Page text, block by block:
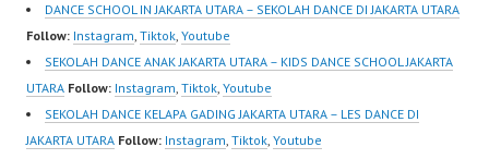
DANCE SCHOOL IN JAKARTA UTARA – SEKOLAH DANCE DI JAKARTA UTARA
Follow: Instagram, Tiktok, Youtube
SEKOLAH DANCE ANAK JAKARTA UTARA – KIDS DANCE SCHOOL JAKARTA
UTARA Follow: Instagram, Tiktok, Youtube
SEKOLAH DANCE KELAPA GADING JAKARTA UTARA – LES DANCE DI
JAKARTA UTARA Follow: Instagram, Tiktok, Youtube